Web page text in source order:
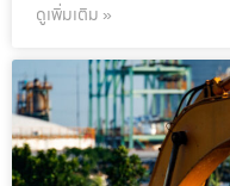
ดูเพิ่มเติม »